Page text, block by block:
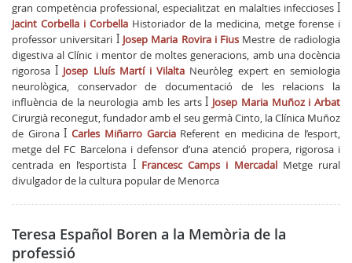
gran competència professional, especialitzat en malalties infeccioses ꟾ
Jacint Corbella i Corbella Historiador de la medicina, metge forense i
professor universitari ꟾ Josep Maria Rovira i Fius Mestre de radiologia
digestiva al Clínic i mentor de moltes generacions, amb una docència
rigorosaꟾ Josep Lluís Martí i Vilalta Neuròleg expert en semiologia
neurològica, conservador de documentació de les relacions la
influència de la neurologia amb les artsꟾ Josep Maria Muñoz i Arbat
Cirurgià reconegut, fundador amb el seu germà Cinto, la Clínica Muñoz
de GironaꟾCarles Miñarro Garcia Referent en medicina de l’esport,
metge del FC Barcelona i defensor d’una atenció propera, rigorosa i
centrada en l’esportista ꟾ Francesc Camps i Mercadal Metge rural
divulgador de la cultura popular de Menorca
Teresa Español Boren a la Memòria de la
professió